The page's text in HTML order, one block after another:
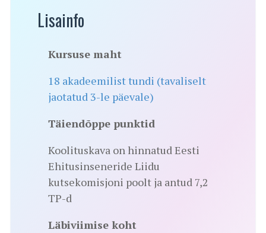
Lisainfo
Kursuse maht
18 akadeemilist tundi (tavaliselt
jaotatud 3-le päevale)
Täiendõppe punktid
Koolituskava on hinnatud Eesti
Ehitusinseneride Liidu
kutsekomisjoni poolt ja antud 7,2
TP-d
Läbiviimise koht